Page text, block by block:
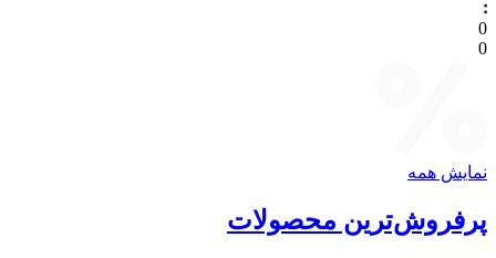
0
0
نمایش همه
پرفروش‌ترین محصولات